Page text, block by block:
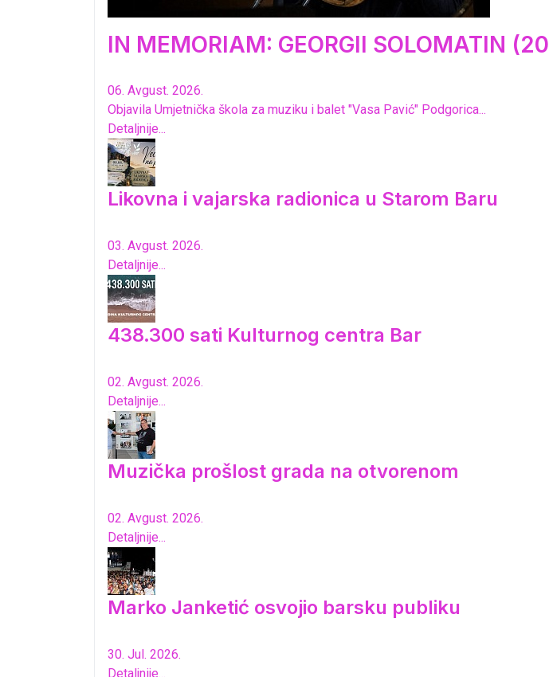
IN MEMORIAM: GEORGII SOLOMATIN
06. Avgust. 2026.
Objavila Umjetnička škola za muziku i balet "Vasa Pavić" Podgorica...
Detaljnije...
Likovna i vajarska radionica u Starom Baru
03. Avgust. 2026.
Detaljnije...
438.300 sati Kulturnog centra Bar
02. Avgust. 2026.
Detaljnije...
Muzička prošlost grada na otvorenom
02. Avgust. 2026.
Detaljnije...
Marko Janketić osvojio barsku publiku
30. Jul. 2026.
Detaljnije...